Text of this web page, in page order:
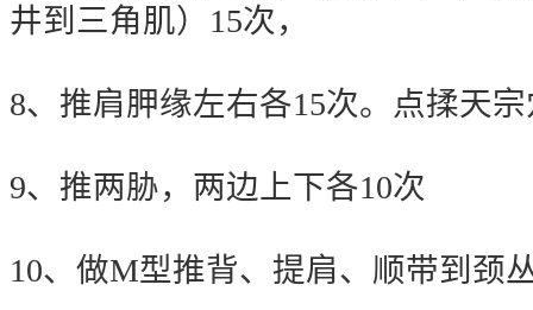
井到三角肌）15次，
8、推肩胛缘左右各15次。点揉天
9、推两胁，两边上下各10次
10、做M型推背、提肩、顺带到颈